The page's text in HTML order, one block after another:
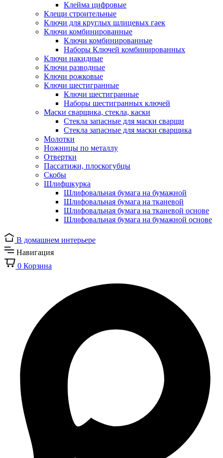
Клейма цифровые
Клещи строительные
Ключи для круглых шлицевых гаек
Ключи комбинированные
Ключи комбинированные
Наборы Ключей комбинированных
Ключи накидные
Ключи разводные
Ключи рожковые
Ключи шестигранные
Ключи шестигранные
Наборы шестигранных ключей
Маски сварщика, стекла, каски
Стекла запасные для маски сварщи
Стекла запасные для маски сварщика
Молотки
Ножницы по металлу
Отвертки
Пассатижи, плоскогубцы
Скобы
Шлифшкурка
Шлифовальная бумага на бумажной
Шлифовальная бумага на тканевой
Шлифовальная бумага на тканевой основе
Шлифовальная бумага на бумажной основе
В домашнем интерьере
Навигация
0 Корзина